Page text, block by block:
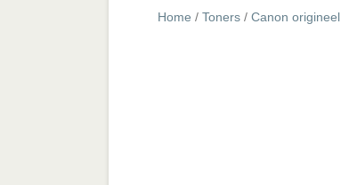
Home / Toners / Canon origineel